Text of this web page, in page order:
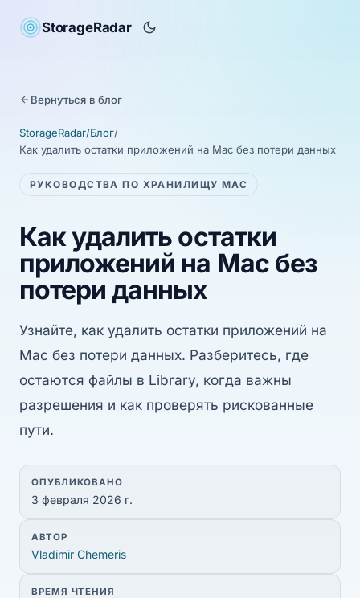
StorageRadar
Вернуться в блог
StorageRadar/Блог/
Как удалить остатки приложений на Mac без потери данных
РУКОВОДСТВА ПО ХРАНИЛИЩУ MAC
Как удалить остатки
приложений на Mac без
потери данных
Узнайте, как удалить остатки приложений на
Mac без потери данных. Разберитесь, где
остаются файлы в Library, когда важны
разрешения и как проверять рискованные
пути.
ОПУБЛИКОВАНО
3 февраля 2026 г.
АВТОР
Vladimir Chemeris
ВРЕМЯ ЧТЕНИЯ